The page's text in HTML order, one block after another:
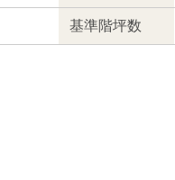
基準階坪数